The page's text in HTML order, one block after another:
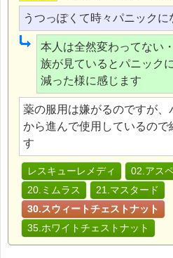
うつっぽくて時々パニックに
本人は全然変わってない
族が見ているとパニック
減った様に感じます
薬の服用は嫌がるのですが、
から進んで使用しているので
す
レスキューレメディ 02.アス
20.ミムラス
21.マスタード
30.スウィートチェストナット
35.ホワイトチェストナット